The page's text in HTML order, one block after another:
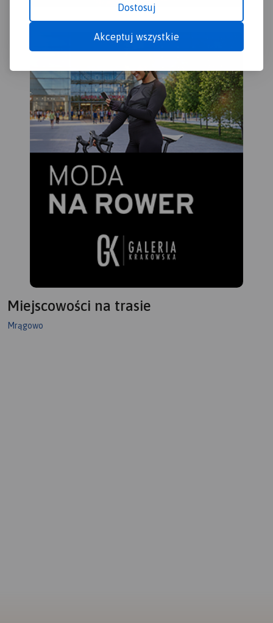
Dostosuj
Akceptuj wszystkie
dzika przyroda i uważany za
najpiękniejszy w Polsce szlak
kajakowy sprawiają, że jest
turystycznie region.
Publikacja zawiera bogaty
informator turystyczny, a w
nim opisany szlak kajakowy
Krutyni, najciekawsze
atrakcje regionu, ciekawostki
przyrodnicze oraz
praktyczne plany Mikołajek,
kościoły, muzea, zabytki
techniki, obiekty militarne,
cuda przyrody, wyróżniające
można zakupić w aplikacji
Traseo na urządzenia
mobilne.Rok wydania 2022
Miejscowości na trasie
Mrągowo